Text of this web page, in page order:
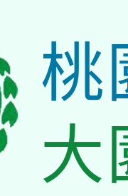
桃
大